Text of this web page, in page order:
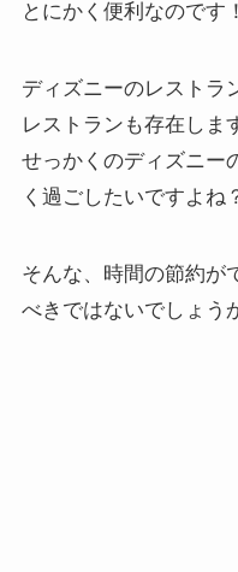
とにかく便利なのです！
ディズニーのレストラ
レストランも存在しま
せっかくのディズニー
く過ごしたいですよね
そんな、時間の節約が
べきではないでしょう